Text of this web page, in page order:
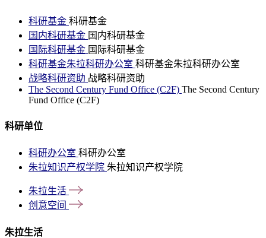
科研基金 科研基金
国内科研基金 国内科研基金
国际科研基金 国际科研基金
科研基金朱拉科研办公室 科研基金朱拉科研办公室
战略科研资助 战略科研资助
The Second Century Fund Office (C2F) The Second Century
Fund Office (C2F)
科研单位
科研办公室 科研办公室
朱拉知识产权学院 朱拉知识产权学院
朱拉生活
创意空间
朱拉生活